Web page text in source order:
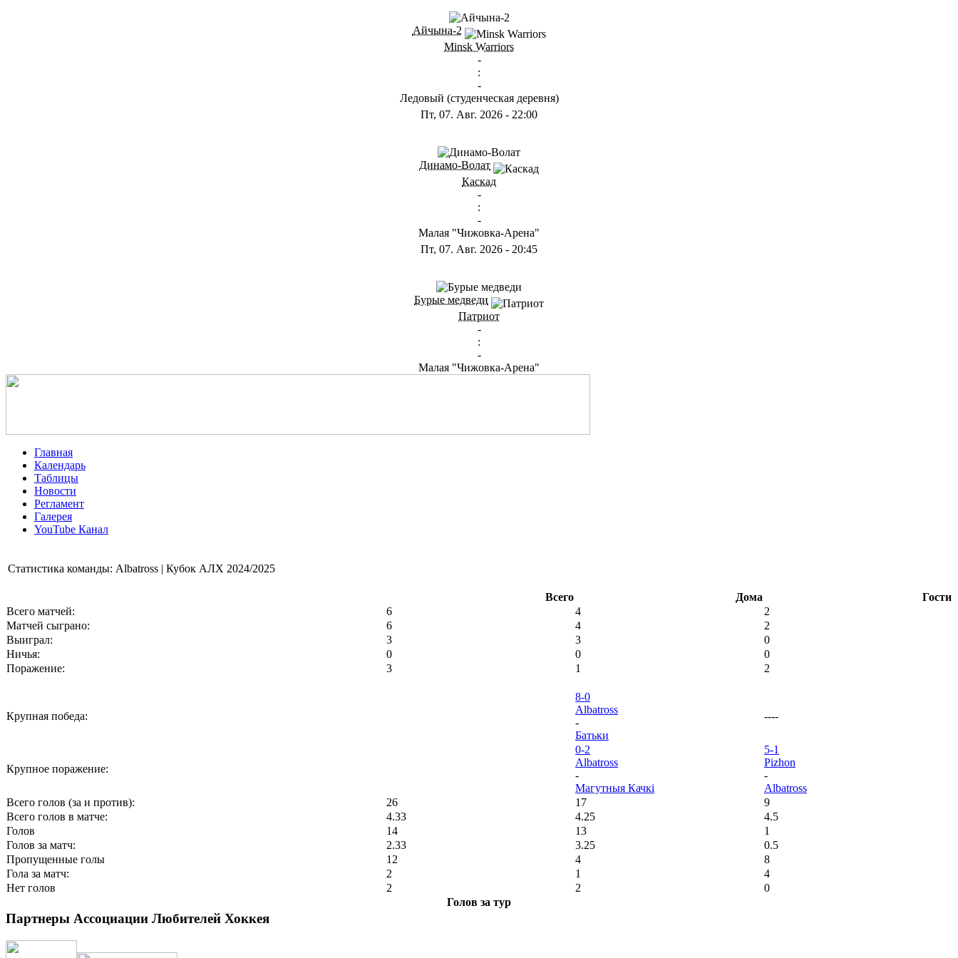
Айчына-2
Minsk Warriors
-
:
-
Ледовый (студенческая деревня)
Пт, 07. Авг. 2026 - 22:00
Динамо-Волат
Каскад
-
:
-
Малая "Чижовка-Арена"
Пт, 07. Авг. 2026 - 20:45
Бурые медведи
Патриот
-
:
-
Малая "Чижовка-Арена"
Главная
Календарь
Таблицы
Новости
Регламент
Галерея
YouTube Канал
Статистика команды: Albatross | Кубок АЛХ 2024/2025
Всего Дома
Гости
Всего матчей:
6 4
2
Матчей сыграно:
6 4
2
Выиграл:
3 3
0
Ничья:
0 0
0
Поражение:
3 1 2
Крупная победа:
8-0
Albatross
-
Батьки
----
Крупное поражение:
0-2
Albatross
-
Магутныя Качкі
5-1
Pizhon
-
Albatross
Всего голов (за и против):
26 17
9
Всего голов в матче:
4.33 4.25
4.5
Голов
14 13
1
Голов за матч:
2.33 3.25
0.5
Пропущенные голы
12 4
8
Гола за матч:
2 1
4
Нет голов
2 2
0
Голов за тур
Партнеры Ассоциации Любителей Хоккея